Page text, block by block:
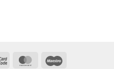
MasterCardMasterCard